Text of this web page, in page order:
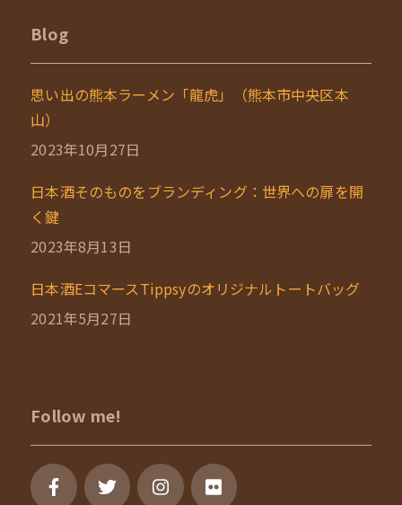
Blog
思い出の熊本ラーメン「龍虎」（熊本市中央区本
山）
2023年10月27日
日本酒そのものをブランディング：世界への扉を開
く鍵
2023年8月13日
日本酒EコマースTippsyのオリジナルトートバッグ
2021年5月27日
Follow me!